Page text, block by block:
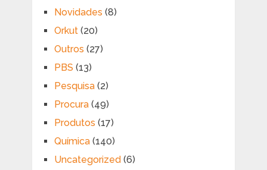
Novidades (8)
Orkut(20)
Outros (27)
PBS (13)
Pesquisa(2)
Procura(49)
Produtos (17)
Química(140)
Uncategorized(6)